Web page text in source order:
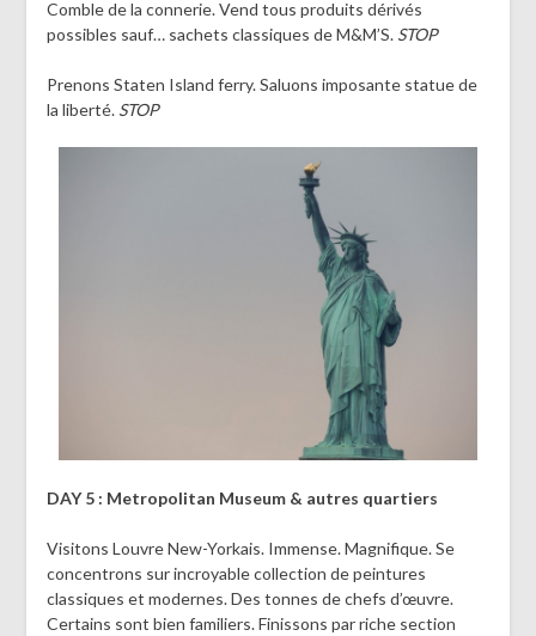
Comble de la connerie. Vend tous produits dérivés
possibles sauf… sachets classiques de M&M’S. STOP
Prenons Staten Island ferry. Saluons imposante statue de
la liberté. STOP
DAY 5 : Metropolitan Museum & autres quartiers
Visitons Louvre New-Yorkais. Immense. Magnifique. Se
concentrons sur incroyable collection de peintures
classiques et modernes. Des tonnes de chefs d’œuvre.
Certains sont bien familiers. Finissons par riche section